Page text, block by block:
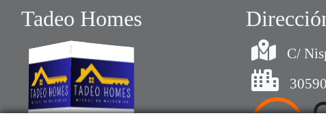
Tadeo Homes
C/